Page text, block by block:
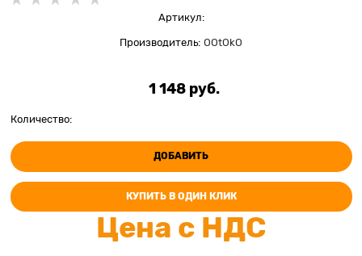
Артикул:
Производитель: OOtOkO
1 148 руб.
Количество:
ДОБАВИТЬ
КУПИТЬ В ОДИН КЛИК
Цена с НДС